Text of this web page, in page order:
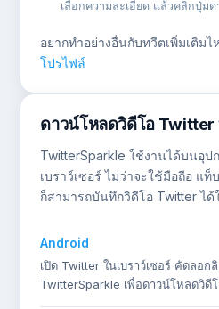
เลือกความละเอียด แล้วคลิกปุ่ม
อยากทำอย่างอื่นกับทวีตเพิ่มเติมไ
โปรไฟล์
ดาวน์โหลดวิดีโอ
TwitterSparkle ใช้งานได้บนอุ
เบราว์เซอร์ ไม่ว่าจะใช้มือถือ แ
ก็สามารถบันทึกวิดีโอ Twitter ได้
Android
เปิด Twitter ในเบราว์เซอร์ คัดลอก
TwitterSparkle เพื่อดาวน์โหลดวิดี